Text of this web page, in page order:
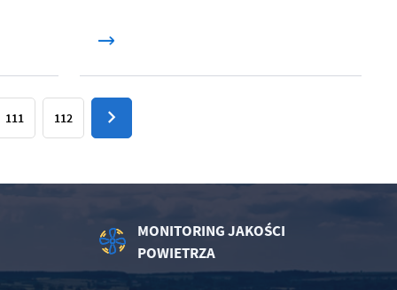
111 112
MONITORING JAKOŚCI
POWIETRZA